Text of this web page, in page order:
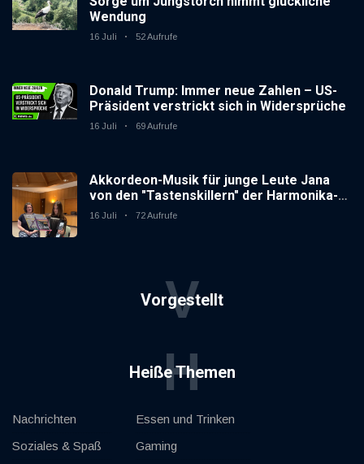
Wendung
16 Juli 52 Aufrufe
Donald Trump: Immer neue Zahlen – US-
Präsident verstrickt sich in Widersprüche
16 Juli 69 Aufrufe
Akkordeon-Musik für junge Leute Jana
von den "Tastenskillern" der Harmonika-
Vereinigung Gaggenau zeigt, wie "jung"
16 Juli 72 Aufrufe
Vorgestellt
V
Heiße Themen
H
Nachrichten
Soziales & Spaß
Essen und Trinken
Gaming